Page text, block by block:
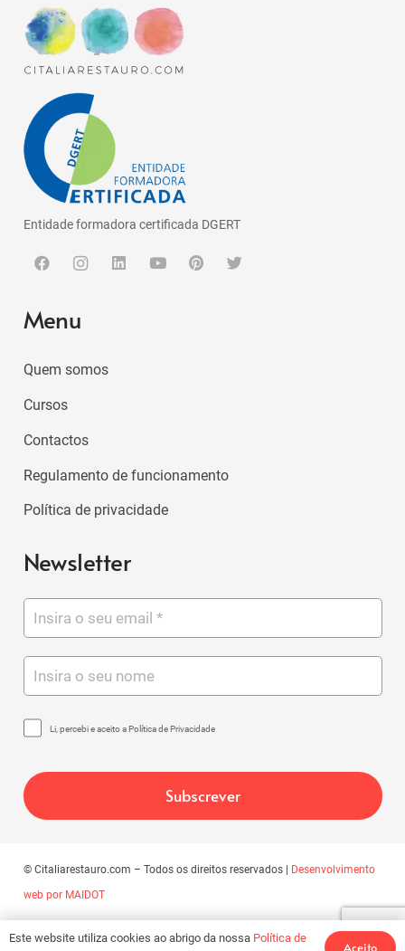
Entidade formadora certificada DGERT
Menu
Quem somos
Cursos
Contactos
Regulamento de funcionamento
Política de privacidade
Newsletter
Li, percebi e aceito a Política de Privacidade
© Citaliarestauro.com – Todos os direitos reservados | Desenvolvimento
web por MAIDOT
Este website utiliza cookies ao abrigo da nossa Política de
Aceito